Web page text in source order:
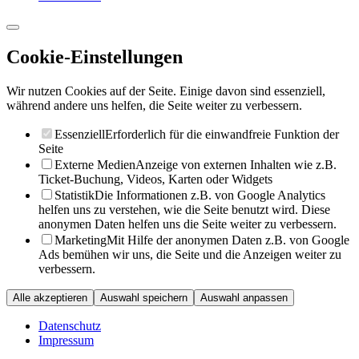
Cookie-Einstellungen
Wir nutzen Cookies auf der Seite. Einige davon sind essenziell,
während andere uns helfen, die Seite weiter zu verbessern.
EssenziellErforderlich für die einwandfreie Funktion der
Seite
Externe MedienAnzeige von externen Inhalten wie z.B.
Ticket-Buchung, Videos, Karten oder Widgets
StatistikDie Informationen z.B. von Google Analytics
helfen uns zu verstehen, wie die Seite benutzt wird. Diese
anonymen Daten helfen uns die Seite weiter zu verbessern.
MarketingMit Hilfe der anonymen Daten z.B. von Google
Ads bemühen wir uns, die Seite und die Anzeigen weiter zu
verbessern.
Alle akzeptieren Auswahl speichern Auswahl anpassen
Datenschutz
Impressum